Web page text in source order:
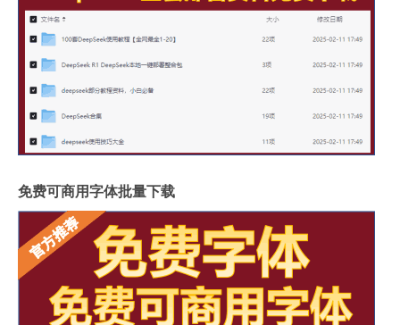
免费可商用字体批量下载